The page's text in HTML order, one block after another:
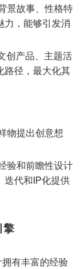
景故事、性格特
力，能够引发消
创产品、主题活
路径，最大化其
物提出创意想
验和前瞻性设计
迭代和IP化提供
擎
有丰富的经验